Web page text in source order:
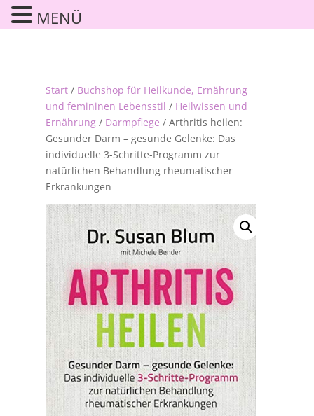
Start/ Buchshop für Heilkunde, Ernährung
und femininen Lebensstil / Heilwissen und
Ernährung/ Darmpflege / Arthritis heilen:
Gesunder Darm – gesunde Gelenke: Das
individuelle 3-Schritte-Programm zur
natürlichen Behandlung rheumatischer
Erkrankungen
MENÜ